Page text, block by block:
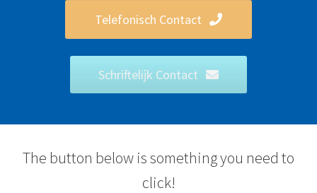
Telefonisch Contact
Schriftelijk Contact
The button below is something you need to
click!